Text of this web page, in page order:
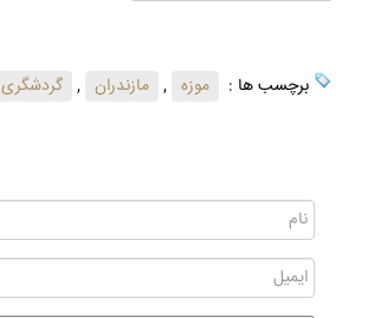
برچسب ها : موزه , مازندران , گردشگری